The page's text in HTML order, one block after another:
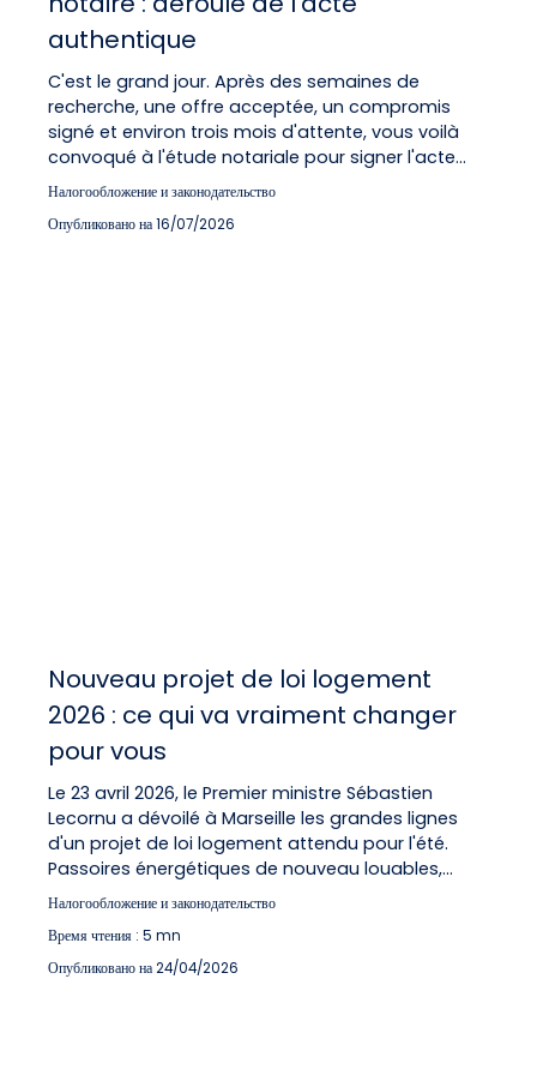
authentique
C'est le grand jour. Après des semaines de
recherche, une offre acceptée, un compromis
signé et environ trois mois d'attente, vous voilà
convoqué à l'étude notariale pour signer l'acte
authentique de vente. Ce rendez-vous marque le
transfert officiel de propriété : à la sortie, le
vendeur n'est plus propriétaire, et l'acheteur repart
Налогообложение и законодательство
Опубликовано на 16/07/2026
Nouveau projet de loi logement
2026 : ce qui va vraiment changer
pour vous
Le 23 avril 2026, le Premier ministre Sébastien
Lecornu a dévoilé à Marseille les grandes lignes
d'un projet de loi logement attendu pour l'été.
Passoires énergétiques de nouveau louables,
simplification des démarches administratives,
objectif de 2 millions de logements d'ici 2030 : les
annonces sont ambitieuses. Chez Immo Malin,
nous décryptons ce que ce texte signifie
Налогообложение и законодательство
Время чтения : 5 mn
Опубликовано на 24/04/2026